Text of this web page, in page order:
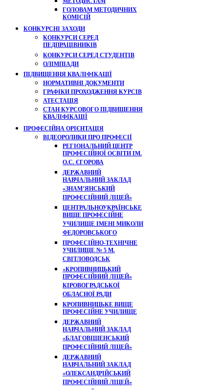
ГОЛОВАМ МЕТОДИЧНИХ
КОМІСІЙ
КОНКУРСНІ ЗАХОДИ
КОНКУРСИ СЕРЕД
ПЕДПРАЦІВНИКІВ
КОНКУРСИ СЕРЕД СТУДЕНТІВ
ОЛІМПІАДИ
ПІДВИЩЕННЯ КВАЛІФІКАЦІЇ
НОРМАТИВНІ ДОКУМЕНТИ
ГРАФІКИ ПРОХОДЖЕННЯ КУРСІВ
АТЕСТАЦІЯ
СТАН КУРСОВОГО ПІДВИЩЕННЯ
КВАЛІФІКАЦІЇ
ПРОФЕСІЙНА ОРІЄНТАЦІЯ
ВІДЕОРОЛИКИ ПРО ПРОФЕСІЇ
РЕГІОНАЛЬНИЙ ЦЕНТР
ПРОФЕСІЙНОЇ ОСВІТИ ІМ.
О.С. ЄГОРОВА
ДЕРЖАВНИЙ
НАВЧАЛЬНИЙ ЗАКЛАД
«ЗНАМ’ЯНСЬКИЙ
ПРОФЕСІЙНИЙ ЛІЦЕЙ»
ЦЕНТРАЛЬНОУКРАЇНСЬКЕ
ВИЩЕ ПРОФЕСІЙНЕ
УЧИЛИЩЕ ІМЕНІ МИКОЛИ
ФЕДОРОВСЬКОГО
ПРОФЕСІЙНО-ТЕХНІЧНЕ
УЧИЛИЩЕ № 5 М.
СВІТЛОВОДСЬК
«КРОПИВНИЦЬКИЙ
ПРОФЕСІЙНИЙ ЛІЦЕЙ»
КІРОВОГРАДСЬКОЇ
ОБЛАСНОЇ РАДИ
КРОПИВНИЦЬКЕ ВИЩЕ
ПРОФЕСІЙНЕ УЧИЛИЩЕ
ДЕРЖАВНИЙ
НАВЧАЛЬНИЙ ЗАКЛАД
«БЛАГОВІЩЕНСЬКИЙ
ПРОФЕСІЙНИЙ ЛІЦЕЙ»
ДЕРЖАВНИЙ
НАВЧАЛЬНИЙ ЗАКЛАД
«ОЛЕКСАНДРІЙСЬКИЙ
ПРОФЕСІЙНИЙ ЛІЦЕЙ»